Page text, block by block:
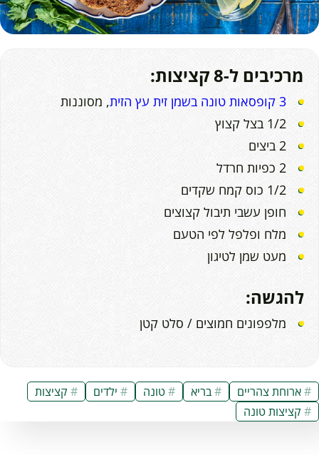
מרכיבים ל-8 קציצות:
3 קופסאות טונה בשמן זית עץ הזית
, מסוננות
1/2 בצל קצוץ
2 ביצים
2 כפיות חרדל
1/2 כוס קמח שקדים
חופן עשבי תיבול קצוצים
מלח ופלפל לפי הטעם
מעט שמן לטיגון
להגשה:
מלפפונים חמוצים / סלט קטן
ארוחת צהריים בריא טונה ילדים
קציצות
קציצות טונה